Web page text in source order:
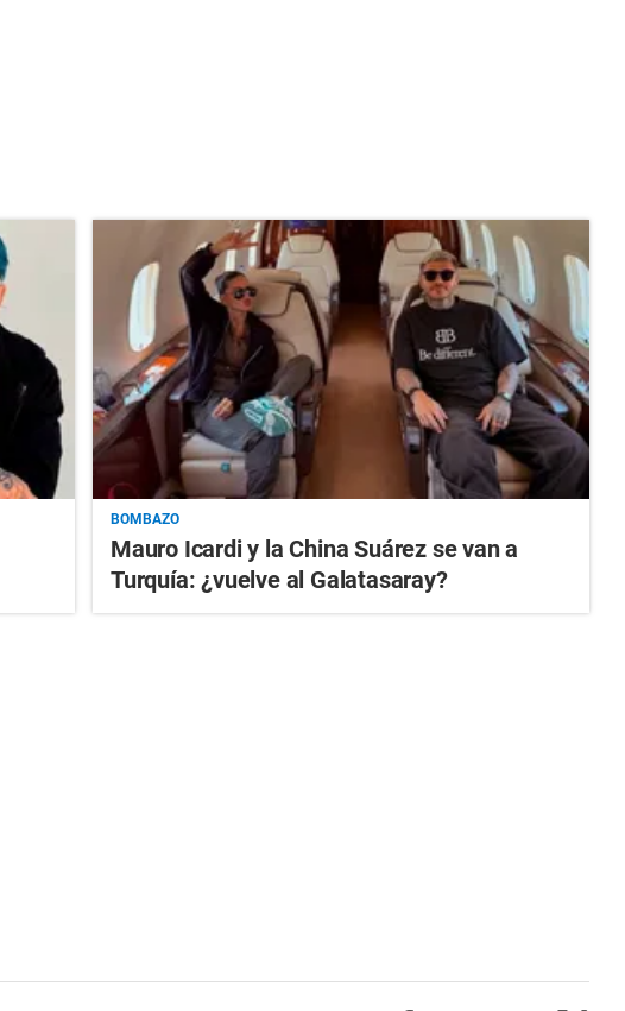
BOMBAZO
Mauro Icardi y la China Suárez se van a
Turquía: ¿vuelve al Galatasaray?